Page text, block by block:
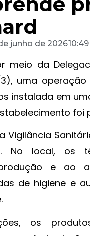
junho de 202610:49
meio da
uma
instalada em
foi
No local, os
e ao
de higiene e
os